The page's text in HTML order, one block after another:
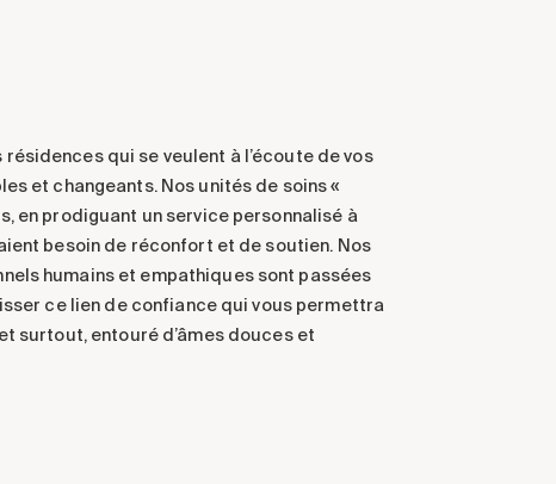
résidences qui se veulent à l’écoute de vos
et changeants. Nos unités de soins «
en prodiguant un service personnalisé à
besoin de réconfort et de soutien. Nos
humains et empathiques sont passées
ce lien de confiance qui vous permettra
surtout, entouré d ’âmesdouces et